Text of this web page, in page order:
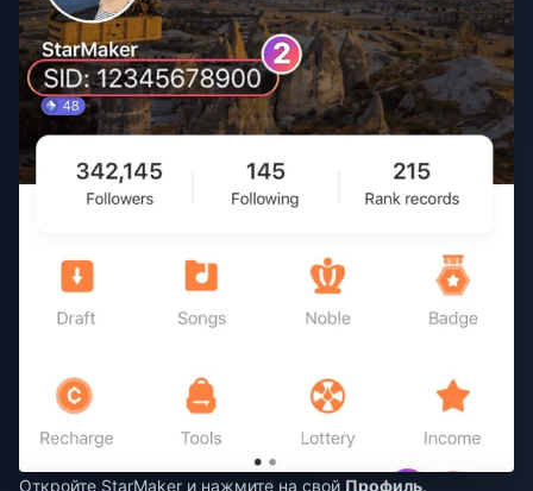
Откройте StarMaker и нажмите на свой Профиль.